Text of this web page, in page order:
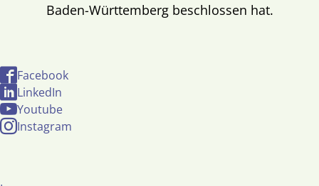
Baden-Württemberg beschlossen hat.
Facebook
LinkedIn
Youtube
Instagram